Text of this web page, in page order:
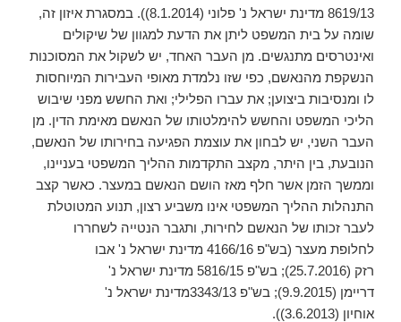
8619/13 מדינת ישראל נ' פלוני (8.1.2014)). במסגרת איזון זה,
שומה על בית המשפט ליתן את הדעת למגוון של שיקולים
ואינטרסים מתנגשים. מן העבר האחד, יש לשקול את המסוכנות
הנשקפת מהנאשם, כפי שזו נלמדת מאופי העבירות המיוחסות
לו ומנסיבות ביצוען; את עברו הפלילי; ואת החשש מפני שיבוש
הליכי המשפט והחשש להימלטותו של הנאשם מאימת הדין. מן
העבר השני, יש לבחון את עוצמת הפגיעה בחירותו של הנאשם,
הנובעת, בין היתר, מקצב התקדמות ההליך המשפטי בעניינו,
וממשך הזמן אשר חלף מאז הושם הנאשם במעצר. כאשר קצב
התנהלות ההליך המשפטי אינו משביע רצון, תנוע המטוטלת
לעבר זכותו של הנאשם לחירות, ותגבר הנטייה לשחררו
לחלופת מעצר (בש"פ 4166/16 מדינת ישראל נ' אבו
רזק (25.7.2016); בש"פ 5816/15 מדינת ישראל נ'
דריימן (9.9.2015); בש"פ 3343/13מדינת ישראל נ'
אוחיון (3.6.2013)).